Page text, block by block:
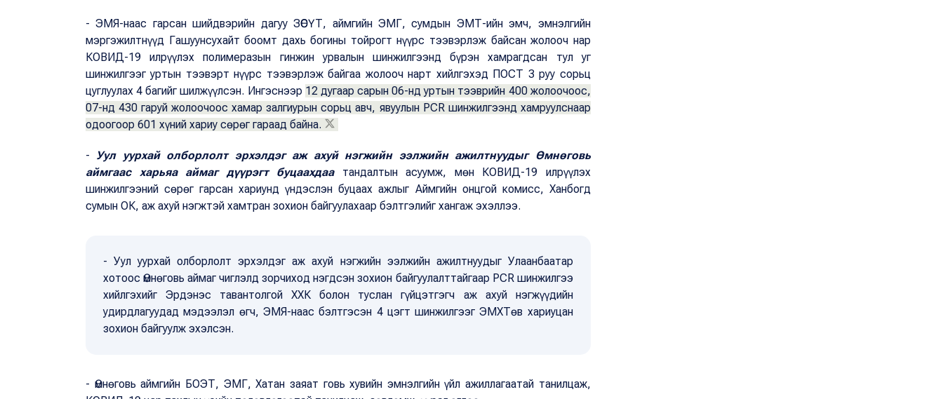
- ЭМЯ-наас гарсан шийдвэрийн дагуу ЗӨСҮТ, аймгийн ЭМГ, сумдын ЭМТ-ийн эмч, эмнэлгийн
мэргэжилтнүүд Гашуунсухайт боомт дахь богины тойрогт нүүрс тээвэрлэж байсан жолооч нар
КОВИД-19 илрүүлэх полимеразын гинжин урвалын шинжилгээнд бүрэн хамрагдсан тул уг
шинжилгээг уртын тээвэрт нүүрс тээвэрлэж байгаа жолооч нарт хийлгэхэд ПОСТ 3 руу сорьц
цуглуулах 4 багийг шилжүүлсэн. Ингэснээр 12 дугаар сарын 06-нд уртын тээврийн 400 жолоочоос,
07-нд 430 гаруй жолоочоос хамар залгиурын сорьц авч, явуулын PCR шинжилгээнд хамруулснаар
одоогоор 601 хүний хариу сөрөг гараад байна.
- Уул уурхай олборлолт эрхэлдэг аж ахуй нэгжийн ээлжийн ажилтнуудыг Өмнөговь
аймгаас харьяа аймаг дүүрэгт буцаахдаатандалтын асуумж, мөн КОВИД-19 илрүүлэх
шинжилгээний сөрөг гарсан хариунд үндэслэн буцаах ажлыг Аймгийн онцгой комисс, Ханбогд
сумын ОК, аж ахуй нэгжтэй хамтран зохион байгуулахаар бэлтгэлийг хангаж эхэллээ.
- Уул уурхай олборлолт эрхэлдэг аж ахуй нэгжийн ээлжийн ажилтнуудыг Улаанбаатар
хотоос Өмнөговь аймаг чиглэлд зорчиход нэгдсэн зохион байгуулалттайгаар PСR шинжилгээ
хийлгэхийг Эрдэнэс тавантолгой ХХК болон туслан гүйцэтгэгч аж ахуй нэгжүүдийн
удирдлагуудад мэдээлэл өгч, ЭМЯ-наас бэлтгэсэн 4 цэгт шинжилгээг ЭМХТөв хариуцан
зохион байгуулж эхэлсэн.
- Өмнөговь аймгийн БОЭТ, ЭМГ, Хатан заяат говь хувийн эмнэлгийн үйл ажиллагаатай танилцаж,